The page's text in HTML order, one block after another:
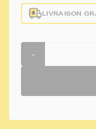
LIVRAISON
-